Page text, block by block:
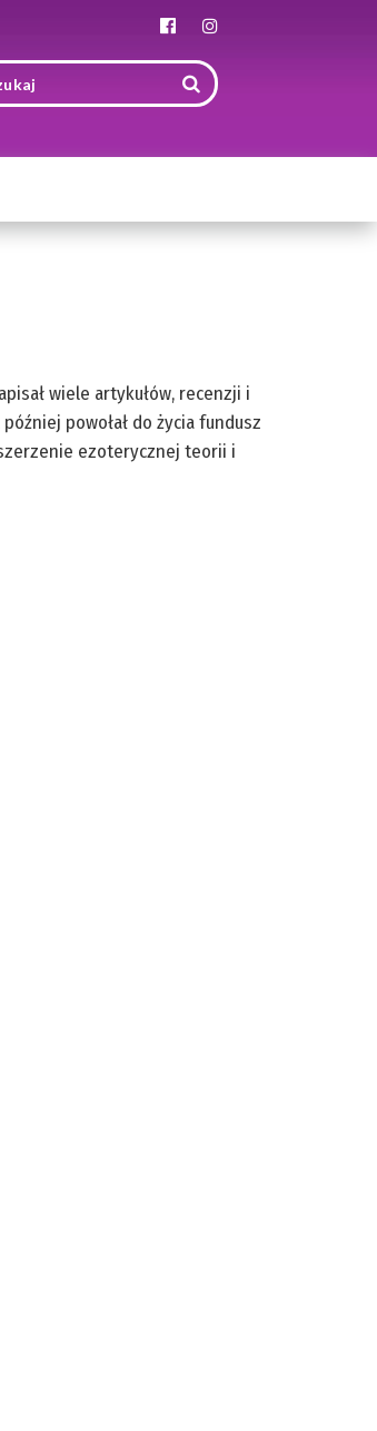
wiele artykułów, recenzji i
powołał do życia fundusz
ezoterycznej teorii i